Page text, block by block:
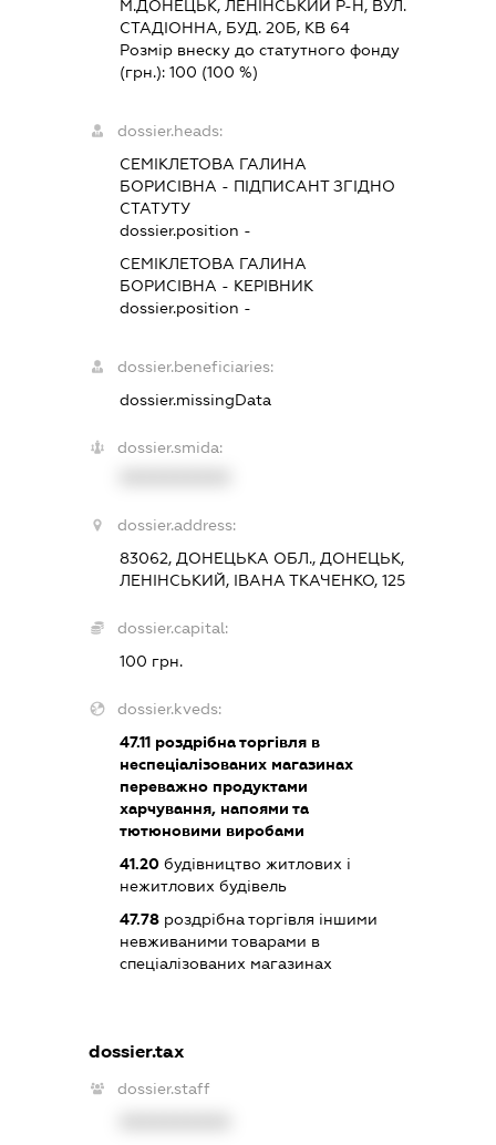
М.ДОНЕЦЬК, ЛЕНІНСЬКИЙ Р-Н, ВУЛ.
СТАДІОННА, БУД. 20Б, КВ 64
Розмір внеску до статутного фонду
(грн.):100 (100 %)
dossier.heads:
СЕМІКЛЕТОВА ГАЛИНА
БОРИСІВНА - ПІДПИСАНТЗГІДНО
СТАТУТУ
dossier.position -
СЕМІКЛЕТОВА ГАЛИНА
БОРИСІВНА - КЕРІВНИК
dossier.position -
dossier.beneficiaries:
dossier.missingData
dossier.smida:
dossier.address:
83062, ДОНЕЦЬКА ОБЛ., ДОНЕЦЬК,
ЛЕНІНСЬКИЙ, ІВАНА ТКАЧЕНКО, 125
dossier.capital:
100 грн.
dossier.kveds:
47.11 роздрібна торгівля в
неспеціалізованих магазинах
переважно продуктами
харчування, напоями та
тютюновими виробами
41.20 будівництво житлових і
нежитлових будівель
47.78 роздрібна торгівля іншими
невживаними товарами в
спеціалізованих магазинах
dossier.tax
dossier.staff